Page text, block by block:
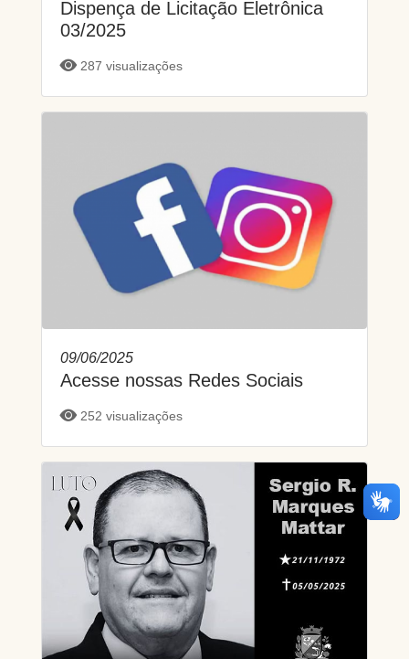
Dispença de Licitação Eletrônica
03/2025
287 visualizações
09/06/2025
Acesse nossas Redes Sociais
252 visualizações